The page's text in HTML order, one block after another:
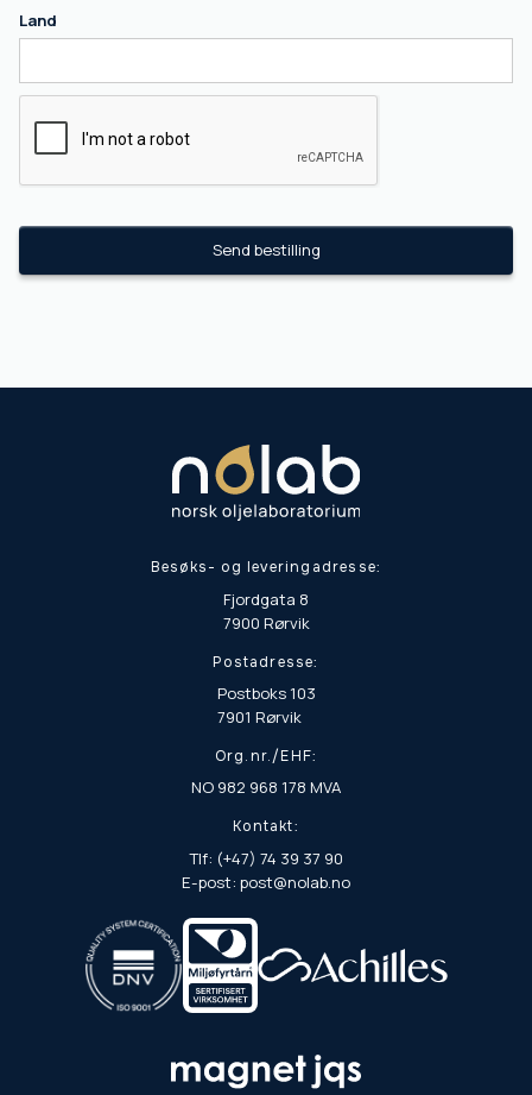
Land
Besøks- og leveringadresse:
Fjordgata 8
7900 Rørvik
Postadresse:
Postboks 103
7901 Rørvik
Org.nr./EHF:
NO 982 968 178 MVA
Kontakt:
Tlf: (+47) 74 39 37 90
E-post: post@nolab.no